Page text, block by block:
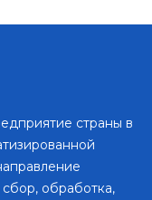
страны в
сбор, обработка,